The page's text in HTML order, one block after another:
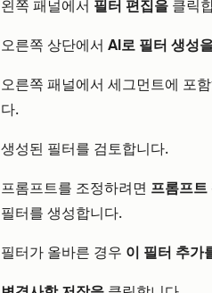
왼쪽 패널에서 필터 편집을 클릭
오른쪽 상단에서 AI로 필터 생성
오른쪽 패널에서 세그먼트에 포
다.
생성된 필터를 검토합니다.
프롬프트를 조정하려면 프롬프트
필터를 생성합니다.
필터가 올바른 경우 이 필터 추가